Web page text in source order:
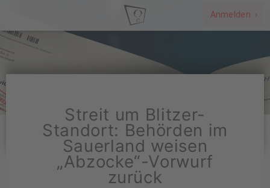
Anmelden ›
Streit um Blitzer-
Standort: Behörden im
Sauerland weisen
„Abzocke“-Vorwurf
zurück